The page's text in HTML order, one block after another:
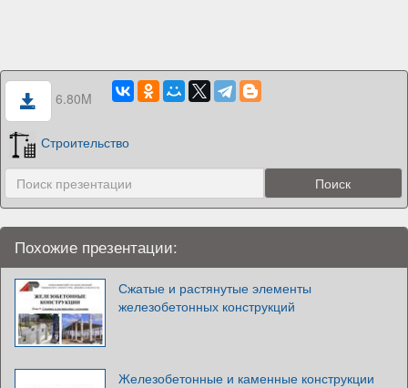
6.80M
Строительство
Похожие презентации:
Сжатые и растянутые элементы
железобетонных конструкций
Железобетонные и каменные конструкции